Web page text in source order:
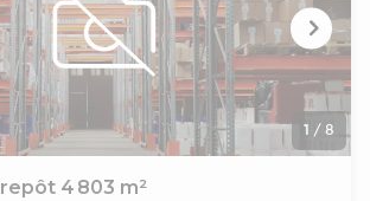
: 3 mois HT/HC
: Trimestriels et d'avance
1 / 8
4 803 m²